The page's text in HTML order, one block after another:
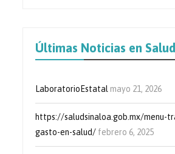
Últimas Noticias en Salud
LaboratorioEstatal mayo 21, 2026
https://saludsinaloa.gob.mx/menu-
gasto-en-salud/ febrero 6, 2025